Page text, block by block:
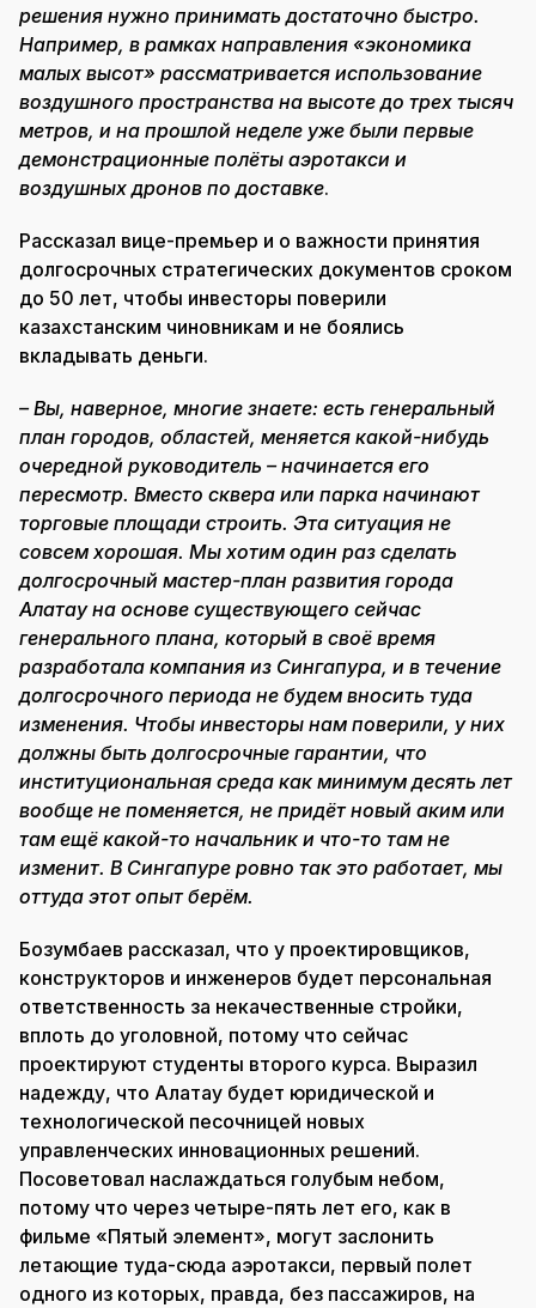
решения нужно принимать достаточно быстро.
Например, в рамках направления «экономика
малых высот» рассматривается использование
воздушного пространства на высоте до трех тысяч
метров, и на прошлой неделе уже были первые
демонстрационные полёты аэротакси и
воздушных дронов по доставке.
Рассказал вице-премьер и о важности принятия
долгосрочных стратегических документов сроком
до 50 лет, чтобы инвесторы поверили
казахстанским чиновникам и не боялись
вкладывать деньги.
– Вы, наверное, многие знаете: есть генеральный
план городов, областей, меняется какой-нибудь
очередной руководитель – начинается его
пересмотр. Вместо сквера или парка начинают
торговые площади строить. Эта ситуация не
совсем хорошая. Мы хотим один раз сделать
долгосрочный мастер-план развития города
Алатау на основе существующего сейчас
генерального плана, который в своё время
разработала компания из Сингапура, и в течение
долгосрочного периода не будем вносить туда
изменения. Чтобы инвесторы нам поверили, у них
должны быть долгосрочные гарантии, что
институциональная среда как минимум десять лет
вообще не поменяется, не придёт новый аким или
там ещё какой-то начальник и что-то там не
изменит. В Сингапуре ровно так это работает, мы
оттуда этот опыт берём.
Бозумбаев рассказал, что у проектировщиков,
конструкторов и инженеров будет персональная
ответственность за некачественные стройки,
вплоть до уголовной, потому что сейчас
проектируют студенты второго курса. Выразил
надежду, что Алатау будет юридической и
технологической песочницей новых
управленческих инновационных решений.
Посоветовал наслаждаться голубым небом,
потому что через четыре-пять лет его, как в
фильме «Пятый элемент», могут заслонить
летающие туда-сюда аэротакси, первый полет
одного из которых, правда, без пассажиров, на